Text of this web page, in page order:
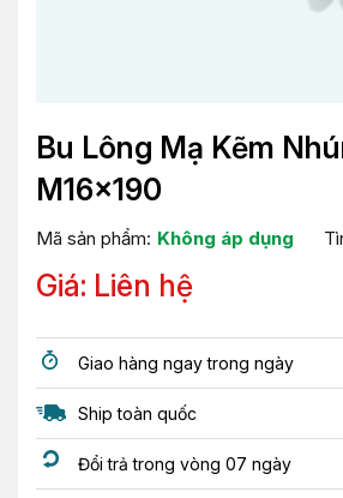
Bu Lông Mạ Kẽm
M16x190
Mã sản phẩm: Không áp dụng
Giá: Liên hệ
Giao hàng ngay trong ngày
Ship toàn quốc
Đổi trả trong vòng 07 ngày